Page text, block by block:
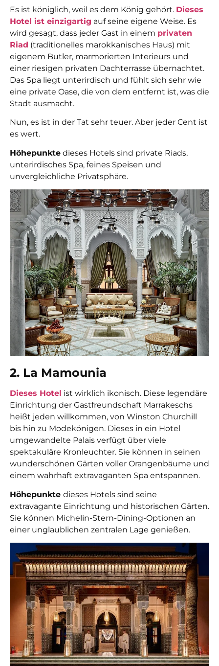
Es ist königlich, weil es dem König gehört. Dieses
Hotel ist einzigartig auf seine eigene Weise. Es
wird gesagt, dass jeder Gast in einem privaten
Riad (traditionelles marokkanisches Haus) mit
eigenem Butler, marmorierten Interieurs und
einer riesigen privaten Dachterrasse übernachtet.
Das Spa liegt unterirdisch und fühlt sich sehr wie
eine private Oase, die von dem entfernt ist, was die
Stadt ausmacht.
Nun, es ist in der Tat sehr teuer. Aber jeder Cent ist
es wert.
Höhepunkte dieses Hotels sind private Riads,
unterirdisches Spa, feines Speisen und
unvergleichliche Privatsphäre.
2. La Mamounia
Dieses Hotel ist wirklich ikonisch. Diese legendäre
Einrichtung der Gastfreundschaft Marrakeschs
heißt jeden willkommen, von Winston Churchill
bis hin zu Modekönigen. Dieses in ein Hotel
umgewandelte Palais verfügt über viele
spektakuläre Kronleuchter. Sie können in seinen
wunderschönen Gärten voller Orangenbäume und
einem wahrhaft extravaganten Spa entspannen.
Höhepunkte dieses Hotels sind seine
extravagante Einrichtung und historischen Gärten.
Sie können Michelin-Stern-Dining-Optionen an
einer unglaublichen zentralen Lage genießen.